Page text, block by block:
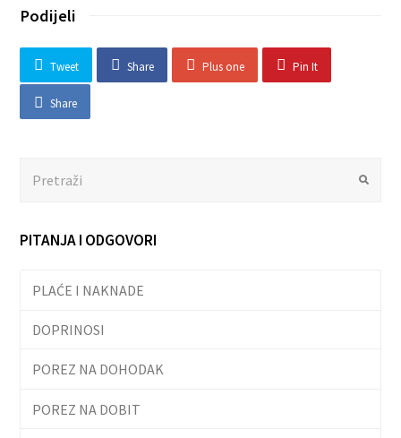
Podijeli
Tweet Share Plus one Pin It
Share
Submit
PITANJA I ODGOVORI
PLAĆE I NAKNADE
DOPRINOSI
POREZ NA DOHODAK
POREZ NA DOBIT